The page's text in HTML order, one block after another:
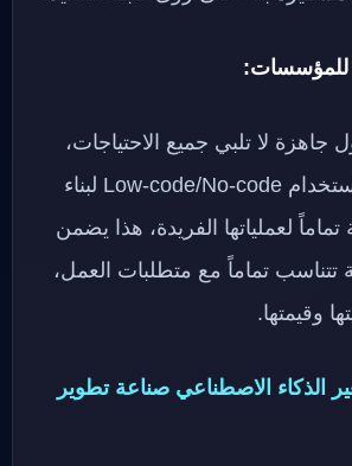
جاهزة لا تلبي جميع الاحتياجات،
يمكن للشركات استخدام Low-code/No-code لبناء
لعملياتها الفريدة، هذا يضمن
تتناسب تماماً مع متطلبات العمل،
وقيمتها.
الذكاء الاصطناعي صناعة تطوير